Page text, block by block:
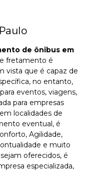
de ônibus em
fretamento é
vista que é capaz de
no entanto,
eventos, viagens,
para empresas
localidades de
eventual, é
Agilidade,
e muito
oferecidos, é
especializada,